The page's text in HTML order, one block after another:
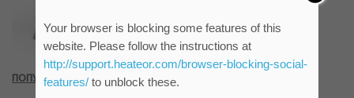
ПОПУНИТЕ УПИТНИК КЛИКОМ НА СЛИКУ ИЛИ ОВАЈ ЛИНК
Your browser is blocking some features of this
website. Please follow the instructions at
http://support.heateor.com/browser-blocking-social-
features/to unblock these.